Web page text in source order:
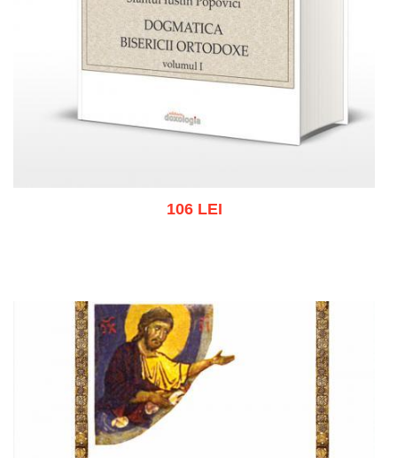
106 LEI